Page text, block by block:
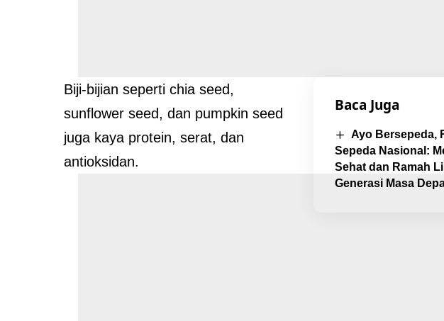
Baca Juga
Ayo Bersepeda,
Sepeda Nasional:
Sehat dan Ramah
Generasi Masa
Biji-bijian seperti chia seed,
sunflower seed, dan pumpkin seed
juga kaya protein, serat, dan
antioksidan.